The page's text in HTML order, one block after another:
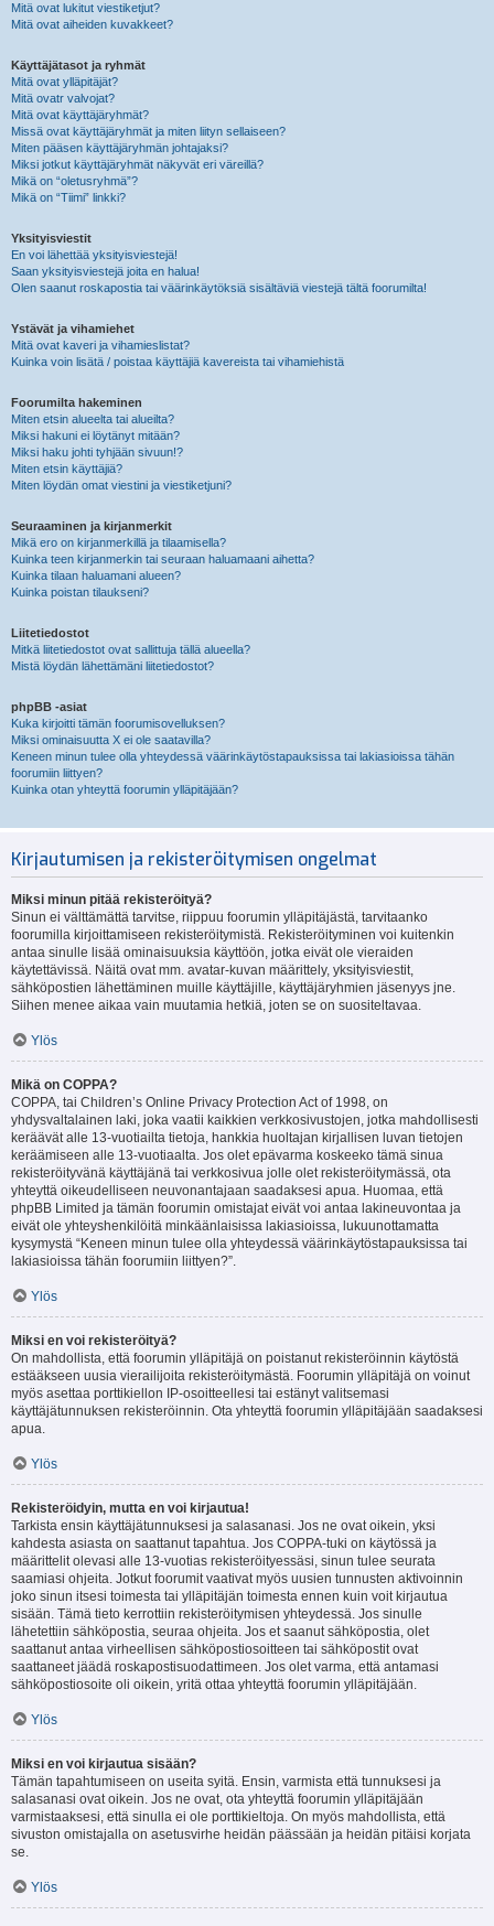
Mitä ovat lukitut viestiketjut?
Mitä ovat aiheiden kuvakkeet?
Käyttäjätasot ja ryhmät
Mitä ovat ylläpitäjät?
Mitä ovatr valvojat?
Mitä ovat käyttäjäryhmät?
Missä ovat käyttäjäryhmät ja miten liityn sellaiseen?
Miten pääsen käyttäjäryhmän johtajaksi?
Miksi jotkut käyttäjäryhmät näkyvät eri väreillä?
Mikä on “oletusryhmä”?
Mikä on “Tiimi” linkki?
Yksityisviestit
En voi lähettää yksityisviestejä!
Saan yksityisviestejä joita en halua!
Olen saanut roskapostia tai väärinkäytöksiä sisältäviä viestejä tältä foorumilta!
Ystävät ja vihamiehet
Mitä ovat kaveri ja vihamieslistat?
Kuinka voin lisätä / poistaa käyttäjiä kavereista tai vihamiehistä
Foorumilta hakeminen
Miten etsin alueelta tai alueilta?
Miksi hakuni ei löytänyt mitään?
Miksi haku johti tyhjään sivuun!?
Miten etsin käyttäjiä?
Miten löydän omat viestini ja viestiketjuni?
Seuraaminen ja kirjanmerkit
Mikä ero on kirjanmerkillä ja tilaamisella?
Kuinka teen kirjanmerkin tai seuraan haluamaani aihetta?
Kuinka tilaan haluamani alueen?
Kuinka poistan tilaukseni?
Liitetiedostot
Mitkä liitetiedostot ovat sallittuja tällä alueella?
Mistä löydän lähettämäni liitetiedostot?
phpBB -asiat
Kuka kirjoitti tämän foorumisovelluksen?
Miksi ominaisuutta X ei ole saatavilla?
Keneen minun tulee olla yhteydessä väärinkäytöstapauksissa tai lakiasioissa tähän
foorumiin liittyen?
Kuinka otan yhteyttä foorumin ylläpitäjään?
Kirjautumisen ja rekisteröitymisen ongelmat
Miksi minun pitää rekisteröityä?
Sinun ei välttämättä tarvitse, riippuu foorumin ylläpitäjästä, tarvitaanko
foorumilla kirjoittamiseen rekisteröitymistä. Rekisteröityminen voi kuitenkin
antaa sinulle lisää ominaisuuksia käyttöön, jotka eivät ole vieraiden
käytettävissä. Näitä ovat mm. avatar-kuvan määrittely, yksityisviestit,
sähköpostien lähettäminen muille käyttäjille, käyttäjäryhmien jäsenyys jne.
Siihen menee aikaa vain muutamia hetkiä, joten se on suositeltavaa.
Ylös
Mikä on COPPA?
COPPA, tai Children’s Online Privacy Protection Act of 1998, on
yhdysvaltalainen laki, joka vaatii kaikkien verkkosivustojen, jotka mahdollisesti
keräävät alle 13-vuotiailta tietoja, hankkia huoltajan kirjallisen luvan tietojen
keräämiseen alle 13-vuotiaalta. Jos olet epävarma koskeeko tämä sinua
rekisteröityvänä käyttäjänä tai verkkosivua jolle olet rekisteröitymässä, ota
yhteyttä oikeudelliseen neuvonantajaan saadaksesi apua. Huomaa, että
phpBB Limited ja tämän foorumin omistajat eivät voi antaa lakineuvontaa ja
eivät ole yhteyshenkilöitä minkäänlaisissa lakiasioissa, lukuunottamatta
kysymystä “Keneen minun tulee olla yhteydessä väärinkäytöstapauksissa tai
lakiasioissa tähän foorumiin liittyen?”.
Ylös
Miksi en voi rekisteröityä?
On mahdollista, että foorumin ylläpitäjä on poistanut rekisteröinnin käytöstä
estääkseen uusia vierailijoita rekisteröitymästä. Foorumin ylläpitäjä on voinut
myös asettaa porttikiellon IP-osoitteellesi tai estänyt valitsemasi
käyttäjätunnuksen rekisteröinnin. Ota yhteyttä foorumin ylläpitäjään saadaksesi
apua.
Ylös
Rekisteröidyin, mutta en voi kirjautua!
Tarkista ensin käyttäjätunnuksesi ja salasanasi. Jos ne ovat oikein, yksi
kahdesta asiasta on saattanut tapahtua. Jos COPPA-tuki on käytössä ja
määrittelit olevasi alle 13-vuotias rekisteröityessäsi, sinun tulee seurata
saamiasi ohjeita. Jotkut foorumit vaativat myös uusien tunnusten aktivoinnin
joko sinun itsesi toimesta tai ylläpitäjän toimesta ennen kuin voit kirjautua
sisään. Tämä tieto kerrottiin rekisteröitymisen yhteydessä. Jos sinulle
lähetettiin sähköpostia, seuraa ohjeita. Jos et saanut sähköpostia, olet
saattanut antaa virheellisen sähköpostiosoitteen tai sähköpostit ovat
saattaneet jäädä roskapostisuodattimeen. Jos olet varma, että antamasi
sähköpostiosoite oli oikein, yritä ottaa yhteyttä foorumin ylläpitäjään.
Ylös
Miksi en voi kirjautua sisään?
Tämän tapahtumiseen on useita syitä. Ensin, varmista että tunnuksesi ja
salasanasi ovat oikein. Jos ne ovat, ota yhteyttä foorumin ylläpitäjään
varmistaaksesi, että sinulla ei ole porttikieltoja. On myös mahdollista, että
sivuston omistajalla on asetusvirhe heidän päässään ja heidän pitäisi korjata
se.
Ylös